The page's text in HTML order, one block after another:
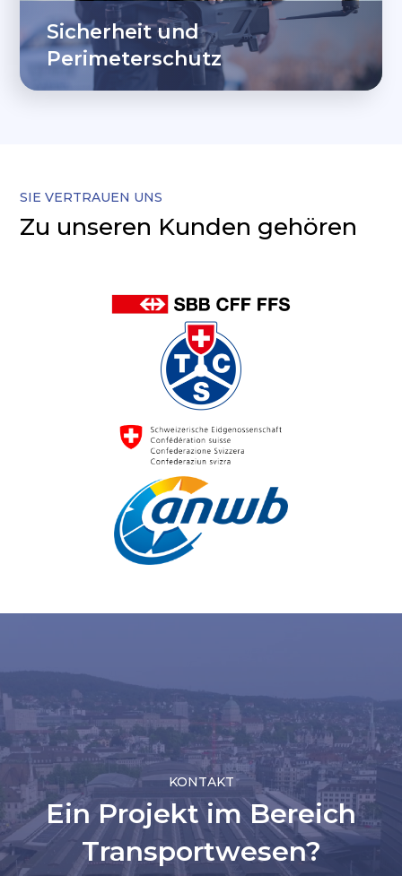
Sicherheit und
Perimeterschutz
SIE VERTRAUEN UNS
Zu unseren Kunden gehören
KONTAKT
Ein Projekt im Bereich
Transportwesen?